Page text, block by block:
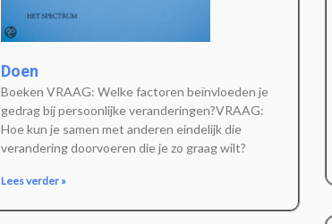
Doen
Boeken VRAAG: Welke factoren beïnvloeden je
gedrag bij persoonlijke veranderingen?VRAAG:
Hoe kun je samen met anderen eindelijk die
verandering doorvoeren die je zo graag wilt?
Lees verder »